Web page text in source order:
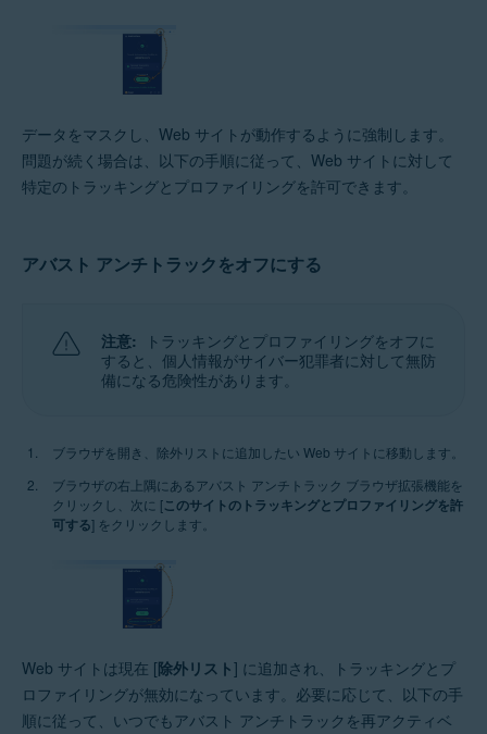
データをマスクし、Web サイトが動作するように強制します。
問題が続く場合は、以下の手順に従って、Web サイトに対して
特定のトラッキングとプロファイリングを許可できます。
アバスト アンチトラックをオフにする
注意:
トラッキングとプロファイリングをオフに
すると、個人情報がサイバー犯罪者に対して無防
備になる危険性があります。
ブラウザを開き、除外リストに追加したい Web サイトに移動します。
ブラウザの右上隅にあるアバスト アンチトラック ブラウザ拡張機能を
クリックし、次に [このサイトのトラッキングとプロファイリングを許
可する] をクリックします。
Web サイトは現在 [除外リスト] に追加され、トラッキングとプ
ロファイリングが無効になっています。必要に応じて、以下の手
順に従って、いつでもアバスト アンチトラックを再アクティベ